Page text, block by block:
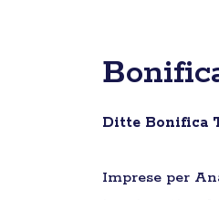
Ditte Bonifica
Imprese per